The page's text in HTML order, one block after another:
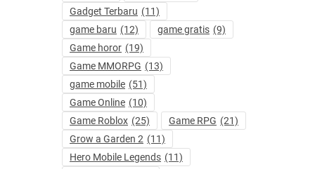
Gadget Terbaru (11)
game baru (12) game gratis (9)
Game horor (19)
Game MMORPG (13)
game mobile (51)
Game Online (10)
Game Roblox (25) Game RPG (21)
Grow a Garden 2 (11)
Hero Mobile Legends (11)